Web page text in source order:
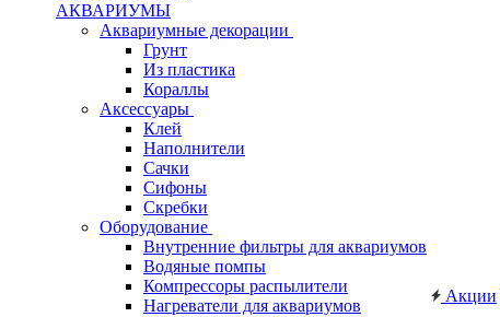
АКВАРИУМЫ
Аквариумные декорации
Грунт
Из пластика
Кораллы
Аксессуары
Клей
Наполнители
Сачки
Сифоны
Скребки
Оборудование
Внутренние фильтры для аквариумов
Водяные помпы
Компрессоры распылители
Нагреватели для аквариумов
Акции